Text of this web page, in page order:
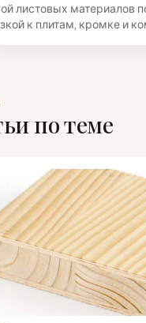
листовых материалов
к плитам, кромке и
по теме